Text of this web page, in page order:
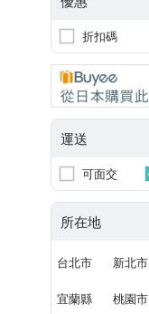
折扣碼
運送
可面交
所在地
台北市 新北市
宜蘭縣 桃園市